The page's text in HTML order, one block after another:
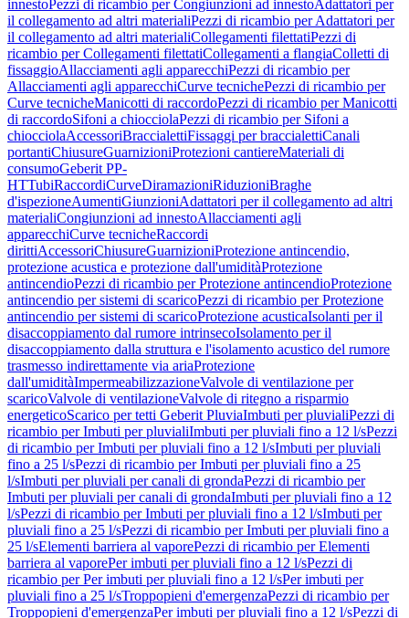
innestoPezzi di ricambio per Congiunzioni ad innestoAdattatori per
il collegamento ad altri materialiPezzi di ricambio per Adattatori per
il collegamento ad altri materialiCollegamenti filettatiPezzi di
ricambio per Collegamenti filettatiCollegamenti a flangiaColletti di
fissaggioAllacciamenti agli apparecchiPezzi di ricambio per
Allacciamenti agli apparecchiCurve tecnichePezzi di ricambio per
Curve tecnicheManicotti di raccordoPezzi di ricambio per Manicotti
di raccordoSifoni a chiocciolaPezzi di ricambio per Sifoni a
chiocciolaAccessoriBraccialettiFissaggi per braccialettiCanali
portantiChiusureGuarnizioniProtezioni cantiereMateriali di
consumoGeberit PP-
HTTubiRaccordiCurveDiramazioniRiduzioniBraghe
d'ispezioneAumentiGiunzioniAdattatori per il collegamento ad altri
materialiCongiunzioni ad innestoAllacciamenti agli
apparecchiCurve tecnicheRaccordi
dirittiAccessoriChiusureGuarnizioniProtezione antincendio,
protezione acustica e protezione dall'umiditàProtezione
antincendioPezzi di ricambio per Protezione antincendioProtezione
antincendio per sistemi di scaricoPezzi di ricambio per Protezione
antincendio per sistemi di scaricoProtezione acusticaIsolanti per il
disaccoppiamento dal rumore intrinsecoIsolamento per il
disaccoppiamento dalla struttura e l'isolamento acustico del rumore
trasmesso indirettamente via ariaProtezione
dall'umiditàImpermeabilizzazioneValvole di ventilazione per
scaricoValvole di ventilazioneValvole di ritegno a risparmio
energeticoScarico per tetti Geberit PluviaImbuti per pluvialiPezzi di
ricambio per Imbuti per pluvialiImbuti per pluviali fino a 12 l/sPezzi
di ricambio per Imbuti per pluviali fino a 12 l/sImbuti per pluviali
fino a 25 l/sPezzi di ricambio per Imbuti per pluviali fino a 25
l/sImbuti per pluviali per canali di grondaPezzi di ricambio per
Imbuti per pluviali per canali di grondaImbuti per pluviali fino a 12
l/sPezzi di ricambio per Imbuti per pluviali fino a 12 l/sImbuti per
pluviali fino a 25 l/sPezzi di ricambio per Imbuti per pluviali fino a
25 l/sElementi barriera al vaporePezzi di ricambio per Elementi
barriera al vaporePer imbuti per pluviali fino a 12 l/sPezzi di
ricambio per Per imbuti per pluviali fino a 12 l/sPer imbuti per
pluviali fino a 25 l/sTroppopieni d'emergenzaPezzi di ricambio per
Troppopieni d'emergenzaPer imbuti per pluviali fino a 12 l/sPezzi di